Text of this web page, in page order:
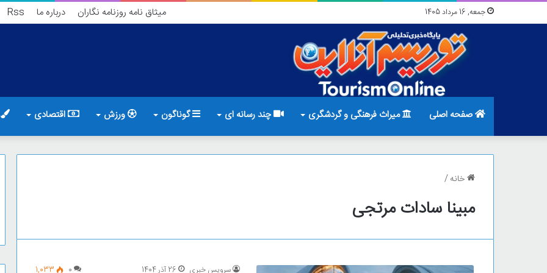
جمعه, 16 مرداد 1405 میثاق نامه روزنامه نگاران درباره ما Rss
صفحه اصلی میراث فرهنگی و گردشگری چند رسانه ای گوناگون ورزش اقتصادی
خانه/
مبینا سادات مرتجی
سرویس خبری 26 آذر 1404 0
1,033